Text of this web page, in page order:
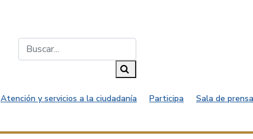
Atención y servicios a la ciudadanía Participa
Sala de